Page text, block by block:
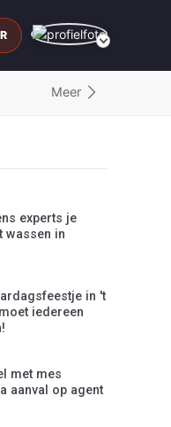
Meer
experts je
wassen in
in 't
iedereen
met mes
aanval op agent